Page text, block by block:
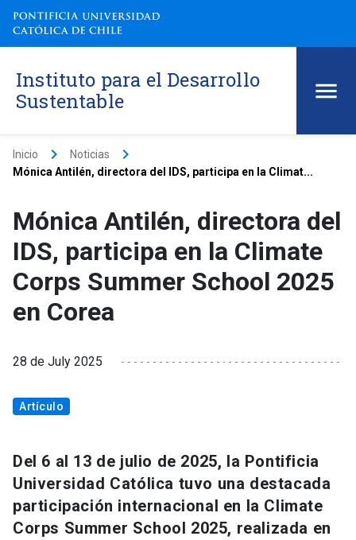
Instituto para el Desarrollo
Sustentable
Inicio keyboard_arrow_right Noticias keyboard_arrow_right
Mónica Antilén, directora del IDS, participa en la Climat...
Mónica Antilén, directora del
IDS, participa en la Climate
Corps Summer School 2025
en Corea
28 de July 2025
Artículo
Del 6 al 13 de julio de 2025, la Pontificia
Universidad Católica tuvo una destacada
participación internacional en la Climate
Corps Summer School 2025, realizada en